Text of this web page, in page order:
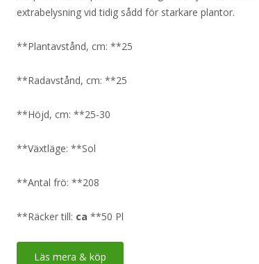
extrabelysning vid tidig sådd för starkare plantor.
**Plantavstånd, cm: **25
**Radavstånd, cm: **25
**Höjd, cm: **25-30
**Växtläge: **Sol
**Antal frö: **208
**Räcker till: ca **50 Pl
Läs mera & köp